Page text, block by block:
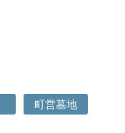
町営墓地